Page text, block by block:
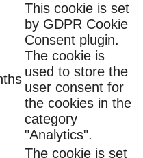
This cookie is set
by GDPR Cookie
Consent plugin.
The cookie is
used to store the
user consent for
the cookies in the
category
"Analytics".
The cookie is set